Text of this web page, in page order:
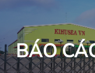
BÁO